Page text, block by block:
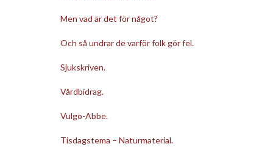
Men vad är det för något?
Och så undrar de varför folk gör fel.
Sjukskriven.
Vårdbidrag.
Vulgo-Abbe.
Tisdagstema – Naturmaterial.